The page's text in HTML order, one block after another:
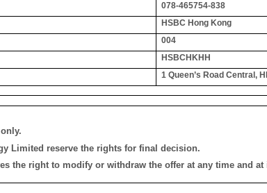
078-465754-838
HSBC Hong Kong
004
HSBCHKHH
1 Queen’s Road Central,
Limited reserve the rights for final decision.
the right to modify or withdraw the offer at any time and